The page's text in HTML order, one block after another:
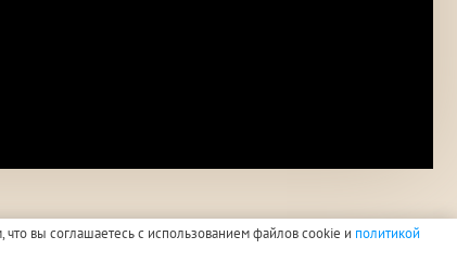
вы соглашаетесь с использованием файлов cookie и политикой